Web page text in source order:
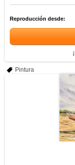
Reproducción desde:
Pintura